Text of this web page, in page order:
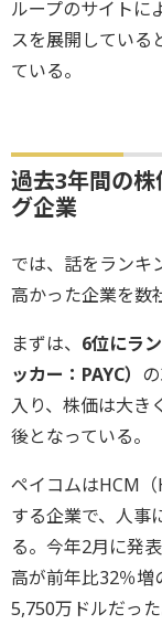
ループのサイトに
スを展開している
ている。
過去3年間の
グ企業
では、話をランキ
高かった企業を数
まずは、 6位にラ
ッカー：PAYC）
入り、株価は大き
後となっている。
ペイコムはHCM
する企業で、人事
る。今年2月に発
高が前年比32％増
5,750万ドルだった